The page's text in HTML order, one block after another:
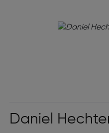
Daniel